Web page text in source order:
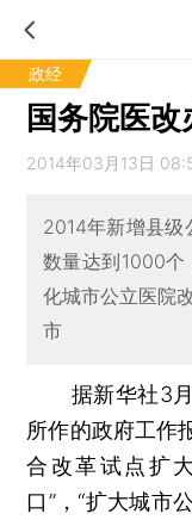
政经
国务院医
2014年03月13日
2014年新增县级
数量达到1000个
化城市公立医院
市
据新华社3月
所作的政府工作
合改革试点扩
口”，“扩大城市